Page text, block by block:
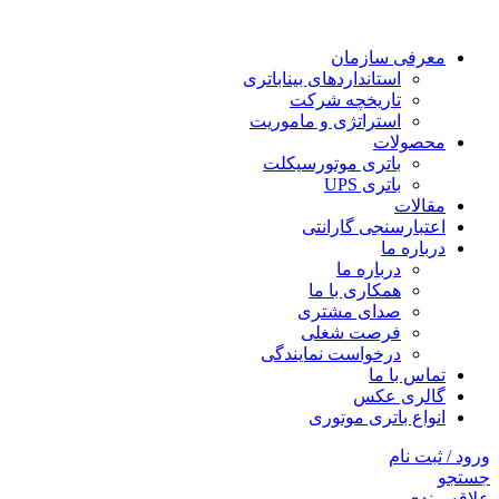
معرفی سازمان
استانداردهای بیناباتری
تاریخچه شرکت
استراتژی و ماموریت
محصولات
باتری موتورسیکلت
باتری UPS
مقالات
اعتبارسنجی گارانتی
درباره ما
درباره ما
همکاری با ما
صدای مشتری
فرصت شغلی
درخواست نمایندگی
تماس با ما
گالری عکس
انواع باتری موتوری
ورود / ثبت نام
جستجو